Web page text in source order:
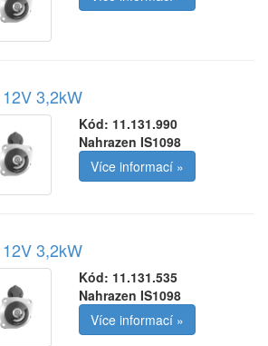
3,2kW
Kód: 11.131.990
Nahrazen IS1098
Více informací »
3,2kW
Kód: 11.131.535
Nahrazen IS1098
Více informací »